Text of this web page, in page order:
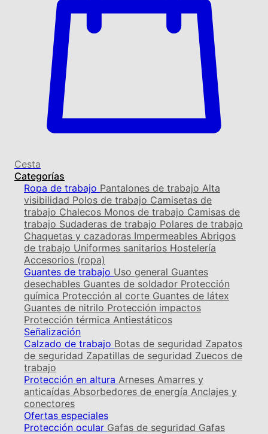
Cesta
Categorías
Ropa de trabajo Pantalones de trabajo Alta
visibilidad Polos de trabajo Camisetas de
trabajo Chalecos Monos de trabajo Camisas de
trabajo Sudaderas de trabajo Polares de trabajo
Chaquetas y cazadoras Impermeables Abrigos
de trabajo Uniformes sanitarios Hostelería
Accesorios (ropa)
Guantes de trabajo Uso general Guantes
desechables Guantes de soldador Protección
química Protección al corte Guantes de látex
Guantes de nitrilo Protección impactos
Protección térmica Antiestáticos
Señalización
Calzado de trabajo Botas de seguridad Zapatos
de seguridad Zapatillas de seguridad Zuecos de
trabajo
Protección en altura Arneses Amarres y
anticaídas Absorbedores de energía Anclajes y
conectores
Ofertas especiales
Protección ocular Gafas de seguridad Gafas